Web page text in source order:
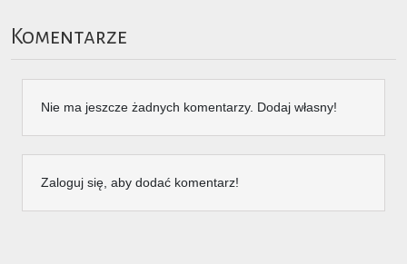
Komentarze
Nie ma jeszcze żadnych komentarzy. Dodaj własny!
Zaloguj się, aby dodać komentarz!